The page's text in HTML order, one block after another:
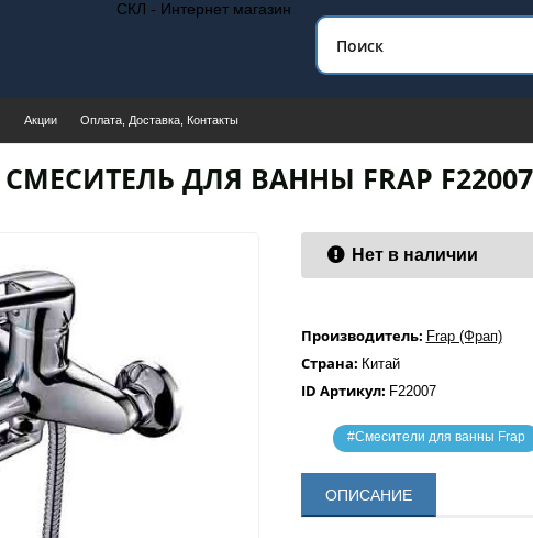
СКЛ - Интернет магазин
Акции Оплата, Доставка, Контакты
СМЕСИТЕЛЬ ДЛЯ ВАННЫ FRAP
Нет в наличии
Производитель: Frap (Фрап)
Страна: Китай
ID Артикул: F22007
#Смесители для ванны Frap
ОПИСАНИЕ